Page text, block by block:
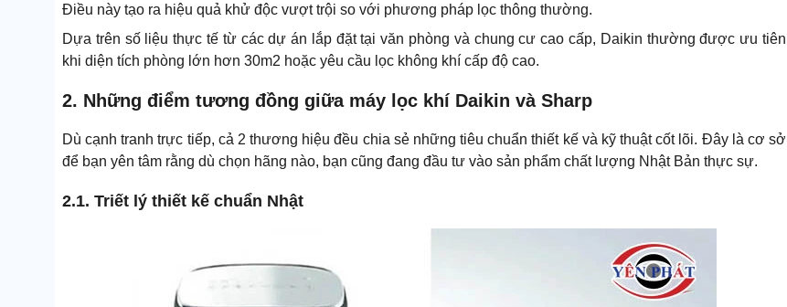
Điều này tạo ra hiệu quả khử độc vượt trội so với phương pháp lọc thông thường.
Dựa trên số liệu thực tế từ các dự án lắp đặt tại văn phòng và chung cư cao cấp, Daikin thường được ưu tiên
khi diện tích phòng lớn hơn 30m2 hoặc yêu cầu lọc không khí cấp độ cao.
2. Những điểm tương đồng giữa máy lọc khí Daikin và Sharp
Dù cạnh tranh trực tiếp, cả 2 thương hiệu đều chia sẻ những tiêu chuẩn thiết kế và kỹ thuật cốt lõi. Đây là cơ sở
để bạn yên tâm rằng dù chọn hãng nào, bạn cũng đang đầu tư vào sản phẩm chất lượng Nhật Bản thực sự.
2.1. Triết lý thiết kế chuẩn Nhật